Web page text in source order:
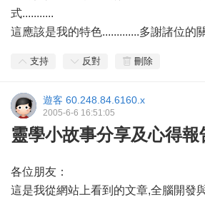
式...........
這應該是我的特色.............多謝諸位的
支持 反對 刪除
遊客 60.248.84.6160.x
2005-6-6 16:51:05
靈學小故事分享及心得報
各位朋友：
這是我從網站上看到的文章,全腦開發